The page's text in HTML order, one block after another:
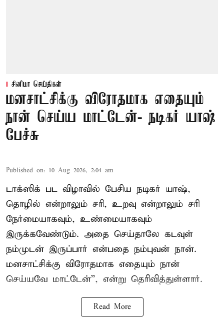
சினிமா செய்திகள்
மனசாட்சிக்கு விரோதமாக எதையும்
நான் செய்ய மாட்டேன்- நடிகர் யாஷ்
பேச்சு
Published on: 10 Aug 2026, 2:04 am
டாக்ஸிக் பட விழாவில் பேசிய நடிகர் யாஷ்,
தொழில் என்றாலும் சரி, உறவு என்றாலும் சரி
நேர்மையாகவும், உண்மையாகவும்
இருக்கவேண்டும். அதை செய்தாலே கடவுள்
நம்முடன் இருப்பார் என்பதை நம்புவன் நான்.
மனசாட்சிக்கு விரோதமாக எதையும் நான்
செய்யவே மாட்டேன்'', என்று தெரிவித்துள்ளார்.
Read More